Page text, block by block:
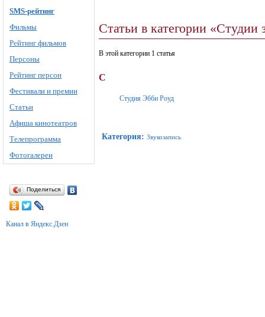
SMS-рейтинг
Фильмы
Рейтинг фильмов
Персоны
Рейтинг персон
Фестивали и премии
Статьи
Афиша кинотеатров
Телепрограмма
Фотогалереи
Поделиться
Канал в Яндекс.Дзен
Статьи в категории «Студии
В этой категории 1 статья
С
Студия Эбби Роуд
Категория: Звукозапись